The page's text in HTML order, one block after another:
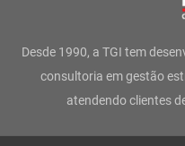
g
r
a
o
o
k
r
Desde 1990, a TGI tem
consultoria em gestão
atendendo clientes